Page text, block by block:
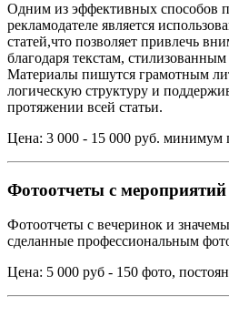
Одним из эффективных способов
рекламодателе является
статей,что позволяет привлечь
благодаря текстам,
Материалы пишутся грамотным
логическую структуру и
протяжении всей статьи.
Цена: 3 000 - 15 000 руб. минимум
Фотоотчеты с
Фотоотчеты с вечеринок и
сделанные профессиональным
Цена: 5 000 руб - 150 фото,